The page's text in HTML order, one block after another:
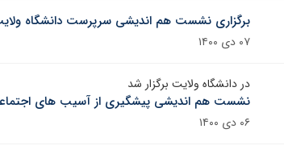
برگزاری نشست هم اندیشی سرپرست دانشگاه
۰۷ دی ۱۴۰۰
در دانشگاه ولایت برگزار شد
نشست هم اندیشی پیشگیری از آسیب های
۰۶ دی ۱۴۰۰